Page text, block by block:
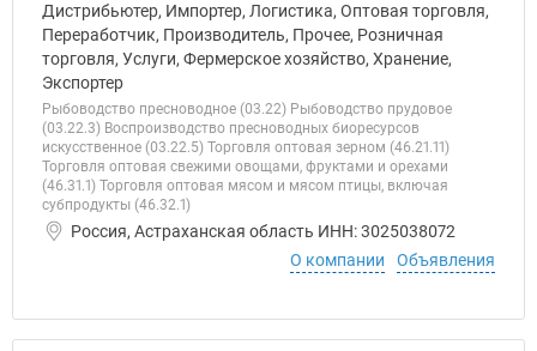
Дистрибьютер, Импортер, Логистика, Оптовая торговля,
Переработчик, Производитель, Прочее, Розничная
торговля, Услуги, Фермерское хозяйство, Хранение,
Экспортер
Рыбоводство пресноводное (03.22) Рыбоводство прудовое
(03.22.3) Воспроизводство пресноводных биоресурсов
искусственное (03.22.5) Торговля оптовая зерном (46.21.11)
Торговля оптовая свежими овощами, фруктами и орехами
(46.31.1) Торговля оптовая мясом и мясом птицы, включая
субпродукты (46.32.1)
Россия, Астраханская область ИНН: 3025038072
О компании
Объявления